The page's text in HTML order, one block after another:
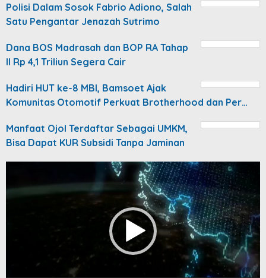
Polisi Dalam Sosok Fabrio Adiono, Salah
Satu Pengantar Jenazah Sutrimo
Dana BOS Madrasah dan BOP RA Tahap
II Rp 4,1 Triliun Segera Cair
Hadiri HUT ke-8 MBI, Bamsoet Ajak
Komunitas Otomotif Perkuat Brotherhood dan Per…
Manfaat Ojol Terdaftar Sebagai UMKM,
Bisa Dapat KUR Subsidi Tanpa Jaminan